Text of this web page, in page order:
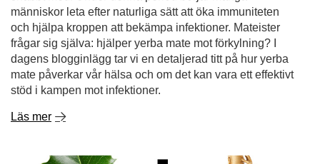
människor leta efter naturliga sätt att öka immuniteten
och hjälpa kroppen att bekämpa infektioner. Mateister
frågar sig själva: hjälper yerba mate mot förkylning? I
dagens blogginlägg tar vi en detaljerad titt på hur yerba
mate påverkar vår hälsa och om det kan vara ett effektivt
stöd i kampen mot infektioner.
Läs mer